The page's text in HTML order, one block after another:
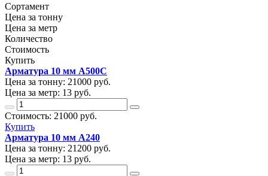
Сортамент
Цена за тонну
Цена за метр
Количество
Стоимость
Купить
Арматура 10 мм А500С
Цена за тонну: 21000 руб.
Цена за метр: 13 руб.
Стоимость: 21000 руб.
Купить
Арматура 10 мм А240
Цена за тонну: 21200 руб.
Цена за метр: 13 руб.